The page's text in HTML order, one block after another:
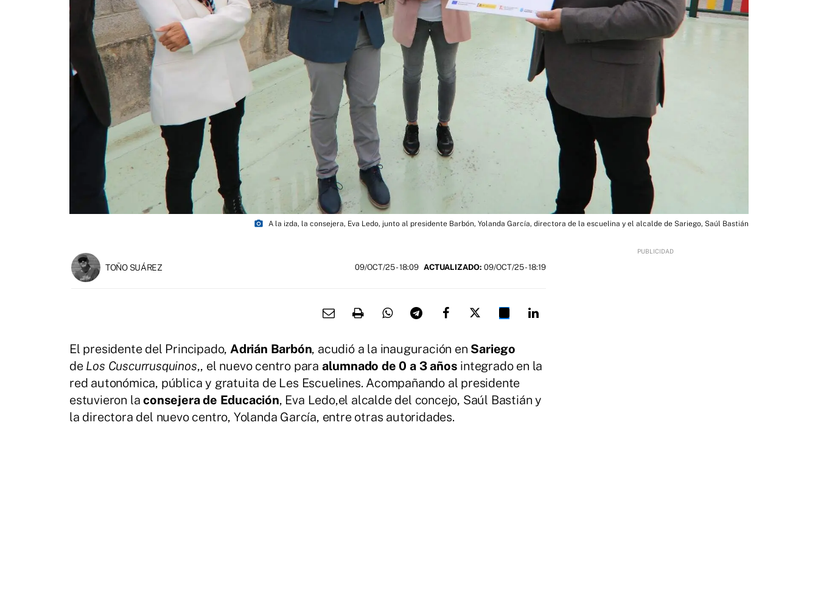
photo_camera A la izda, la consejera, Eva Ledo, junto al presidente Barbón, Yolanda García, directora de la escuelina y el alcalde de Sariego, Saúl Bastián
TOÑO SUÁREZ 09/OCT/25- 18:09 ACTUALIZADO: 09/OCT/25 - 18:19
El presidente del Principado, Adrián Barbón, acudió a la inauguración en Sariego
de Los Cuscurrusquinos,, el nuevo centro para alumnado de 0 a 3 años integrado en la
red autonómica, pública y gratuita de Les Escuelines. Acompañando al presidente
estuvieron laconsejera de Educación, Eva Ledo,el alcalde del concejo, Saúl Bastián y
la directora del nuevo centro, Yolanda García, entre otras autoridades.